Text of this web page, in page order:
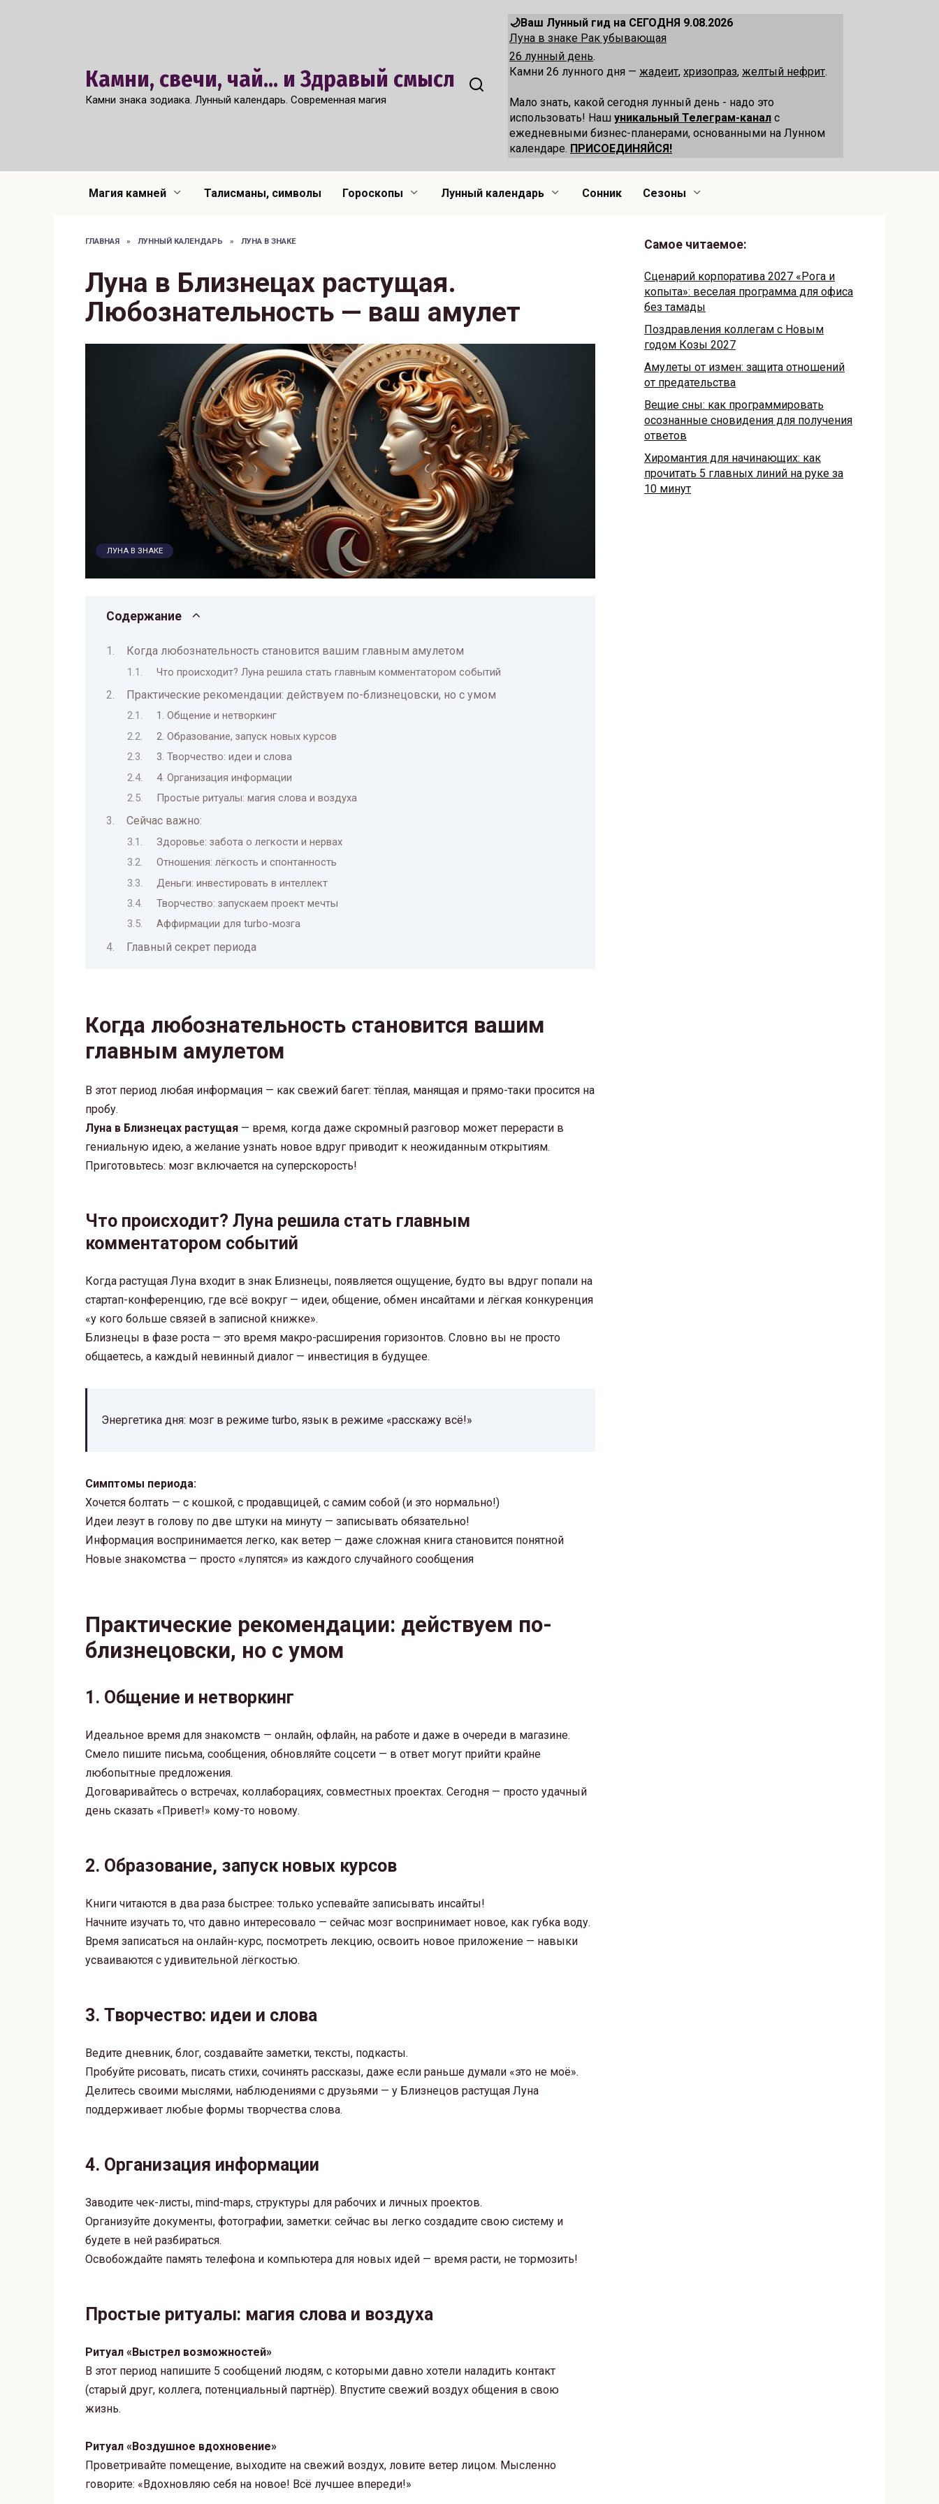
Камни, свечи, чай... и Здравый смысл
Камни знака зодиака. Лунный календарь. Современная магия
🌙Ваш Лунный гид на СЕГОДНЯ 9.08.2026
Луна в знаке Рак убывающая
26 лунный день.
Камни 26 лунного дня — жадеит, хризопраз, желтый нефрит.
Мало знать, какой сегодня лунный день - надо это
использовать! Наш уникальный Телеграм-канал с
ежедневными бизнес-планерами, основанными на Лунном
календаре. ПРИСОЕДИНЯЙСЯ!
Магия камней Талисманы, символы Гороскопы Лунный календарь Сонник Сезоны
ГЛАВНАЯ » ЛУННЫЙ КАЛЕНДАРЬ » ЛУНА В ЗНАКЕ
Луна в Близнецах растущая.
Любознательность — ваш амулет
ЛУНА В ЗНАКЕ
Содержание
Когда любознательность становится вашим главным амулетом
Что происходит? Луна решила стать главным комментатором событий
Практические рекомендации: действуем по-близнецовски, но с умом
1. Общение и нетворкинг
2. Образование, запуск новых курсов
3. Творчество: идеи и слова
4. Организация информации
Простые ритуалы: магия слова и воздуха
Сейчас важно:
Здоровье: забота о легкости и нервах
Отношения: лёгкость и спонтанность
Деньги: инвестировать в интеллект
Творчество: запускаем проект мечты
Аффирмации для turbo-мозга
Главный секрет периода
Когда любознательность становится вашим
главным амулетом
В этот период любая информация — как свежий багет: тёплая, манящая и прямо-таки просится на
пробу.
Луна в Близнецах растущая — время, когда даже скромный разговор может перерасти в
гениальную идею, а желание узнать новое вдруг приводит к неожиданным открытиям.
Приготовьтесь: мозг включается на суперскорость!
Что происходит? Луна решила стать главным
комментатором событий
Когда растущая Луна входит в знак Близнецы, появляется ощущение, будто вы вдруг попали на
стартап-конференцию, где всё вокруг — идеи, общение, обмен инсайтами и лёгкая конкуренция
«у кого больше связей в записной книжке».
Близнецы в фазе роста — это время макро-расширения горизонтов. Словно вы не просто
общаетесь, а каждый невинный диалог — инвестиция в будущее.
Энергетика дня: мозг в режиме turbo, язык в режиме «расскажу всё!»
Симптомы периода:
Хочется болтать — с кошкой, с продавщицей, с самим собой (и это нормально!)
Идеи лезут в голову по две штуки на минуту — записывать обязательно!
Информация воспринимается легко, как ветер — даже сложная книга становится понятной
Новые знакомства — просто «лупятся» из каждого случайного сообщения
Практические рекомендации: действуем по-
близнецовски, но с умом
1. Общение и нетворкинг
Идеальное время для знакомств — онлайн, офлайн, на работе и даже в очереди в магазине.
Смело пишите письма, сообщения, обновляйте соцсети — в ответ могут прийти крайне
любопытные предложения.
Договаривайтесь о встречах, коллаборациях, совместных проектах. Сегодня — просто удачный
день сказать «Привет!» кому-то новому.
2. Образование, запуск новых курсов
Книги читаются в два раза быстрее: только успевайте записывать инсайты!
Начните изучать то, что давно интересовало — сейчас мозг воспринимает новое, как губка воду.
Время записаться на онлайн-курс, посмотреть лекцию, освоить новое приложение — навыки
усваиваются с удивительной лёгкостью.
3. Творчество: идеи и слова
Ведите дневник, блог, создавайте заметки, тексты, подкасты.
Пробуйте рисовать, писать стихи, сочинять рассказы, даже если раньше думали «это не моё».
Делитесь своими мыслями, наблюдениями с друзьями — у Близнецов растущая Луна
поддерживает любые формы творчества слова.
4. Организация информации
Заводите чек-листы, mind-maps, структуры для рабочих и личных проектов.
Организуйте документы, фотографии, заметки: сейчас вы легко создадите свою систему и
будете в ней разбираться.
Освобождайте память телефона и компьютера для новых идей — время расти, не тормозить!
Простые ритуалы: магия слова и воздуха
Ритуал «Выстрел возможностей»
В этот период напишите 5 сообщений людям, с которыми давно хотели наладить контакт
(старый друг, коллега, потенциальный партнёр). Впустите свежий воздух общения в свою
жизнь.
Ритуал «Воздушное вдохновение»
Проветривайте помещение, выходите на свежий воздух, ловите ветер лицом. Мысленно
говорите: «Вдохновляю себя на новое! Всё лучшее впереди!»
Самое читаемое:
Сценарий корпоратива 2027 «Рога и
копыта»: веселая программа для офиса
без тамады
Поздравления коллегам с Новым
годом Козы 2027
Амулеты от измен: защита отношений
от предательства
Вещие сны: как программировать
осознанные сновидения для получения
ответов
Хиромантия для начинающих: как
прочитать 5 главных линий на руке за
10 минут